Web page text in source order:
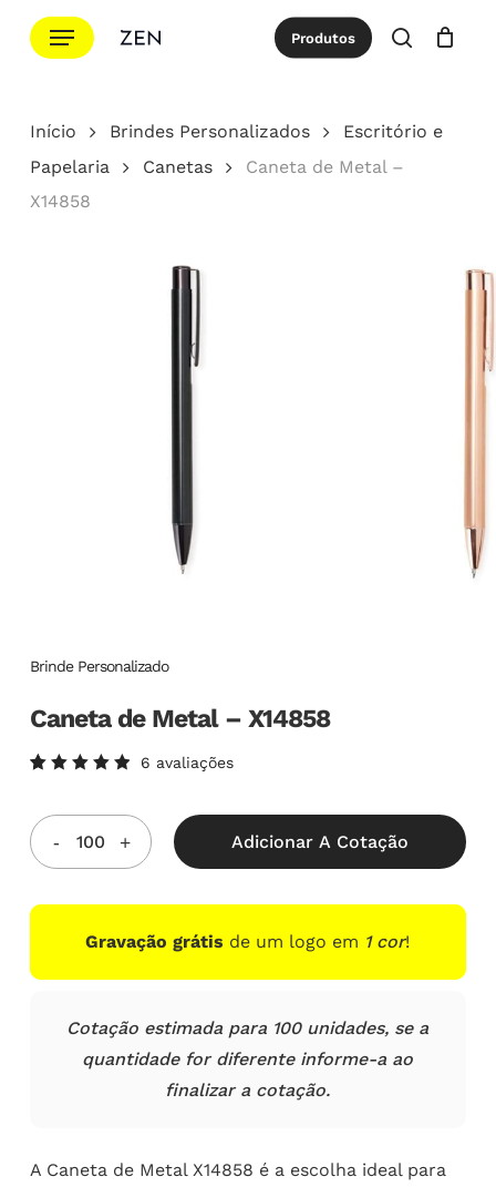
para
principal
Menu Produtos
procurar
Cotação Close
Início Brindes Personalizados
Escritório e
Papelaria
Canetas
Caneta de Metal –
X14858
Brinde Personalizado
Caneta de Metal – X14858
5.00de
5, com
baseado
em
clientes
6 avaliações
Adicionar A Cotação
Gravação grátis de um logo em 1 cor!
Cotação estimada para 100 unidades, se a
quantidade for diferente informe-a ao
finalizar a cotação.
A Caneta de Metal X14858 é a escolha ideal para